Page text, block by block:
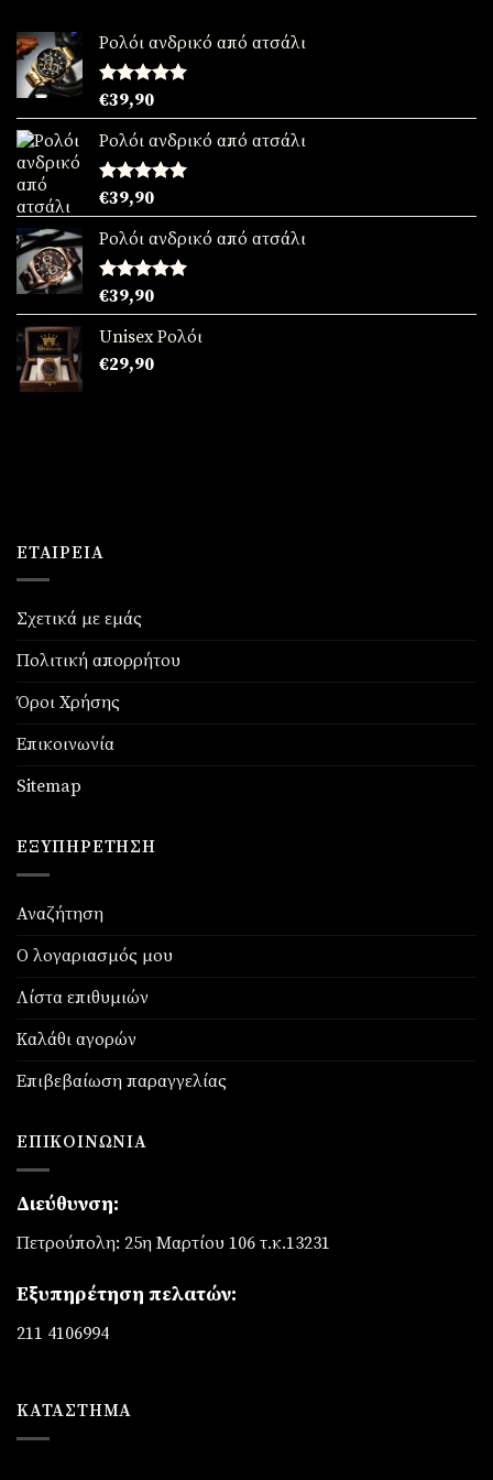
Ρολόι ανδρικό από ατσάλι
Βαθμολογήθηκε
με5.00
από 5
€39,90
Ρολόι ανδρικό από ατσάλι
Βαθμολογήθηκε
με5.00
από 5
€39,90
Ρολόι ανδρικό από ατσάλι
Βαθμολογήθηκε
με5.00
από 5
€39,90
Unisex Ρολόι
€29,90
ΕΤΑΙΡΕΊΑ
Σχετικά με εμάς
Πολιτική απορρήτου
Όροι Χρήσης
Επικοινωνία
Sitemap
ΕΞΥΠΗΡΈΤΗΣΗ
Αναζήτηση
Ο λογαριασμός μου
Λίστα επιθυμιών
Καλάθι αγορών
Επιβεβαίωση παραγγελίας
ΕΠΙΚΟΙΝΩΝΊΑ
Διεύθυνση:
Πετρούπολη: 25η Μαρτίου 106 τ.κ.13231
Εξυπηρέτηση πελατών:
211 4106994
ΚΑΤΆΣΤΗΜΑ